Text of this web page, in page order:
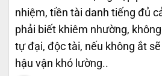
nhiệm, tiền tài danh tiếng đủ
phải biết khiêm nhường,
tự đại, độc tài, nếu không ắt
hậu vận khó lường..